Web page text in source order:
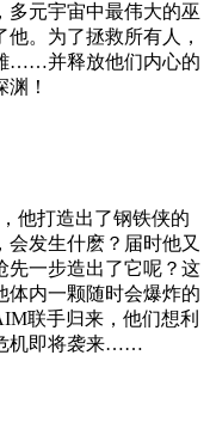
多元宇宙中最伟大的巫
。为了拯救所有人，
……并释放他们内心的
！
他打造出了钢铁侠的
发生什麽？届时他又
一步造出了它呢？这
体内一颗随时会爆炸的
联手归来，他们想利
机即将袭来……